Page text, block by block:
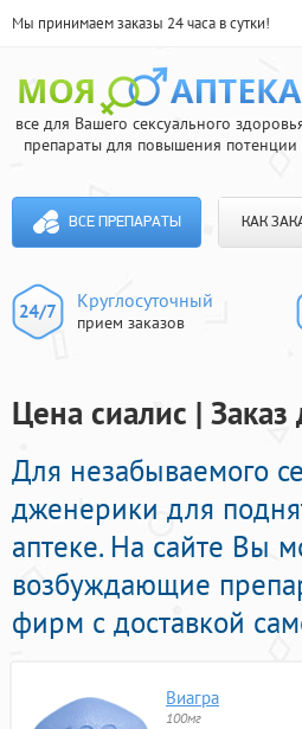
Мы принимаем заказы 24 часа в сутки!
все для Вашего сексуального
препараты для повышения потенции
ВСЕ ПРЕПАРАТЫ КАК
Круглосуточный
прием заказов
Цена сиалис |
Для незабываемого
дженерики для
аптеке. На сайте Вы
возбуждающие
фирм с доставкой
Виагра
100мг